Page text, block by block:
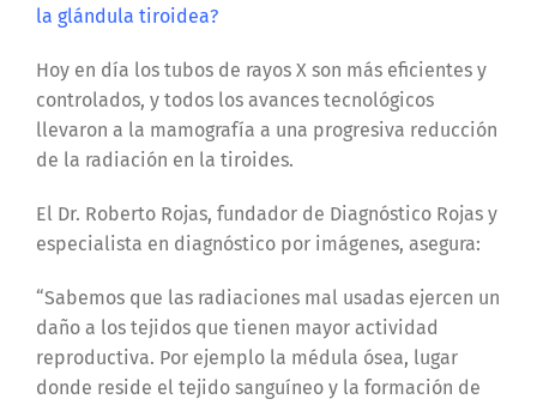
la glándula tiroidea?
Hoy en día los tubos de rayos X son más eficientes y
controlados, y todos los avances tecnológicos
llevaron a la mamografía a una progresiva reducción
de la radiación en la tiroides.
El Dr. Roberto Rojas, fundador de Diagnóstico Rojas y
especialista en diagnóstico por imágenes, asegura:
“Sabemos que las radiaciones mal usadas ejercen un
daño a los tejidos que tienen mayor actividad
reproductiva. Por ejemplo la médula ósea, lugar
donde reside el tejido sanguíneo y la formación de